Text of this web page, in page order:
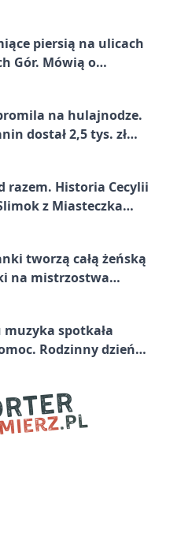
piersią na ulicach
Gór. Mówią o
na hulajnodze.
dostał 2,5 tys. zł
razem. Historia Cecylii
z Miasteczka
tworzą całą żeńską
na mistrzostwa
muzyka spotkała
Rodzinny dzień